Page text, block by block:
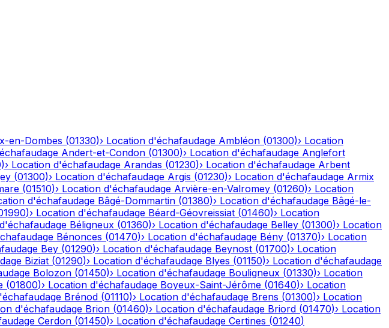
en-Dombes (01330)› Location d'échafaudage Ambléon (01300)› Location
Andert-et-Condon (01300)› Location d'échafaudage Anglefort
)› Location d'échafaudage Arandas (01230)› Location d'échafaudage Arbent
(01300)› Location d'échafaudage Argis (01230)› Location d'échafaudage Armix
(01510)› Location d'échafaudage Arvière-en-Valromey (01260)› Location
d'échafaudage Bâgé-Dommartin (01380)› Location d'échafaudage Bâgé-le-
)› Location d'échafaudage Béard-Géovreissiat (01460)› Location
Béligneux (01360)› Location d'échafaudage Belley (01300)› Location
Bénonces (01470)› Location d'échafaudage Bény (01370)› Location
Bey (01290)› Location d'échafaudage Beynost (01700)› Location
Biziat (01290)› Location d'échafaudage Blyes (01150)› Location d'échafaudage
Bolozon (01450)› Location d'échafaudage Bouligneux (01330)› Location
(01800)› Location d'échafaudage Boyeux-Saint-Jérôme (01640)› Location
Brénod (01110)› Location d'échafaudage Brens (01300)› Location
d'échafaudage Brion (01460)› Location d'échafaudage Briord (01470)› Location
Cerdon (01450)› Location d'échafaudage Certines (01240)